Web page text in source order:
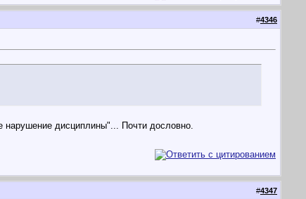
#4346
нарушение дисциплины"... Почти дословно.
#4347